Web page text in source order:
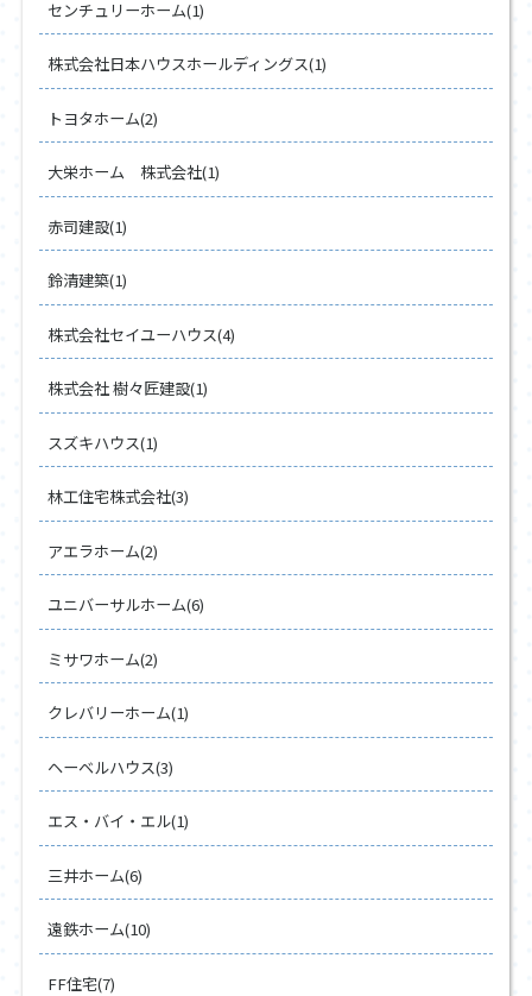
センチュリーホーム(1)
株式会社日本ハウスホールディングス(1)
トヨタホーム(2)
大栄ホーム 株式会社(1)
赤司建設(1)
鈴清建築(1)
株式会社セイユーハウス(4)
株式会社 樹々匠建設(1)
スズキハウス(1)
林工住宅株式会社(3)
アエラホーム(2)
ユニバーサルホーム(6)
ミサワホーム(2)
クレバリーホーム(1)
ヘーベルハウス(3)
エス・バイ・エル(1)
三井ホーム(6)
遠鉄ホーム(10)
FF住宅(7)